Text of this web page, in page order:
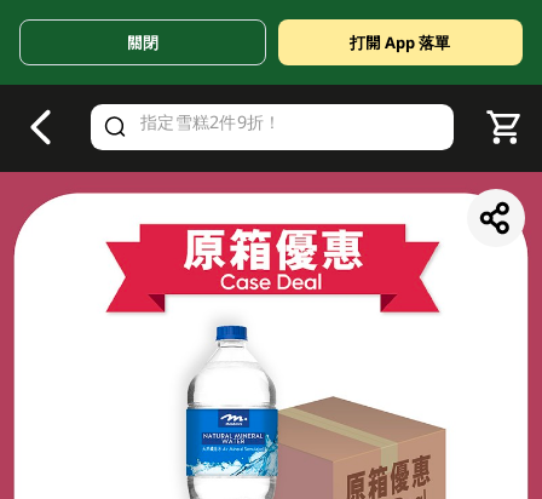
Valid Until 30 June 2026
關閉 打開 App 落單